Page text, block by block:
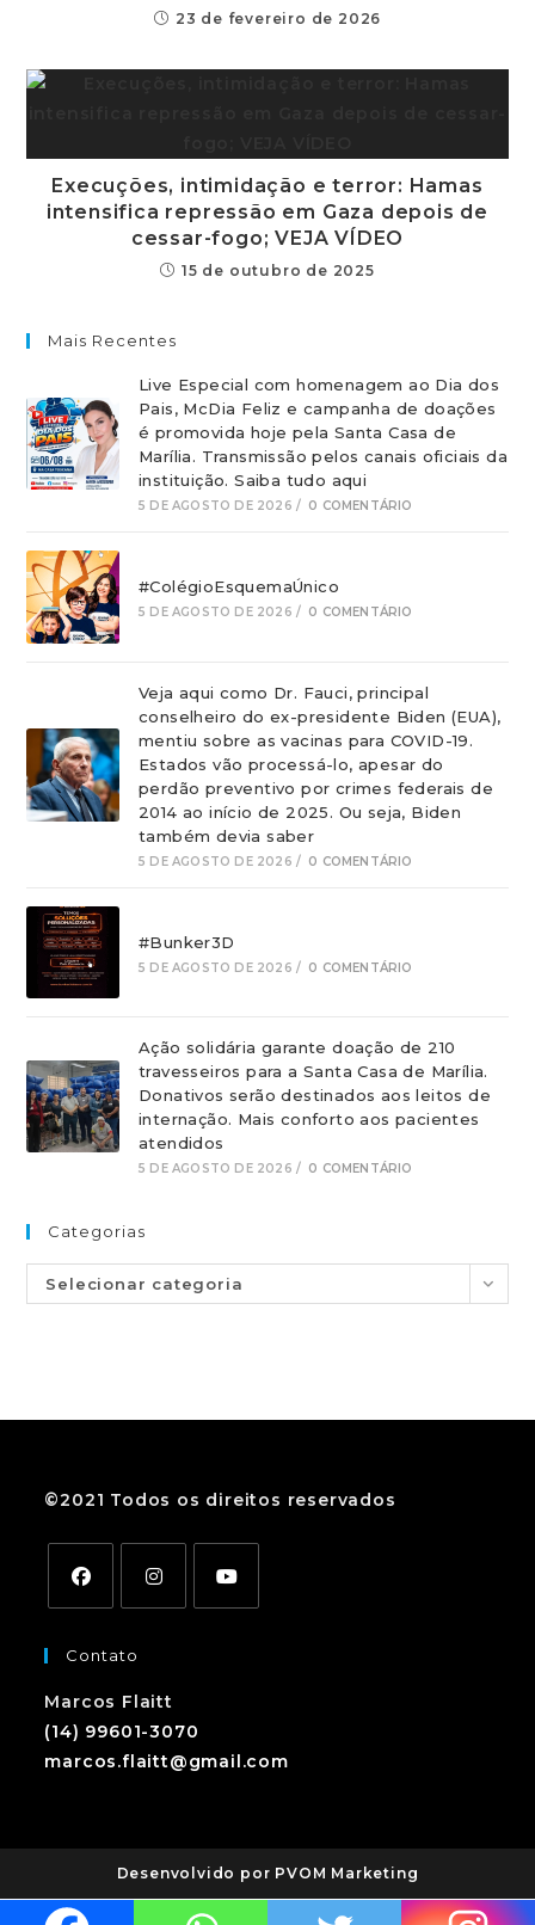
23 de fevereiro de 2026
Execuções, intimidação e terror: Hamas
intensifica repressão em Gaza depois de
cessar-fogo; VEJA VÍDEO
15 de outubro de 2025
Mais Recentes
Live Especial com homenagem ao Dia dos
Pais, McDia Feliz e campanha de doações
é promovida hoje pela Santa Casa de
Marília. Transmissão pelos canais oficiais da
instituição. Saiba tudo aqui
5 DE AGOSTO DE 2026 / 0 COMENTÁRIO
#ColégioEsquemaÚnico
5 DE AGOSTO DE 2026 / 0 COMENTÁRIO
Veja aqui como Dr. Fauci, principal
conselheiro do ex-presidente Biden (EUA),
mentiu sobre as vacinas para COVID-19.
Estados vão processá-lo, apesar do
perdão preventivo por crimes federais de
2014 ao início de 2025. Ou seja, Biden
também devia saber
5 DE AGOSTO DE 2026 / 0 COMENTÁRIO
#Bunker3D
5 DE AGOSTO DE 2026 / 0 COMENTÁRIO
Ação solidária garante doação de 210
travesseiros para a Santa Casa de Marília.
Donativos serão destinados aos leitos de
internação. Mais conforto aos pacientes
atendidos
5 DE AGOSTO DE 2026 / 0 COMENTÁRIO
Categorias
Selecionar categoria
©2021 Todos os direitos reservados
Contato
Marcos Flaitt
(14) 99601-3070
marcos.flaitt@gmail.com
Desenvolvido por PVOM Marketing